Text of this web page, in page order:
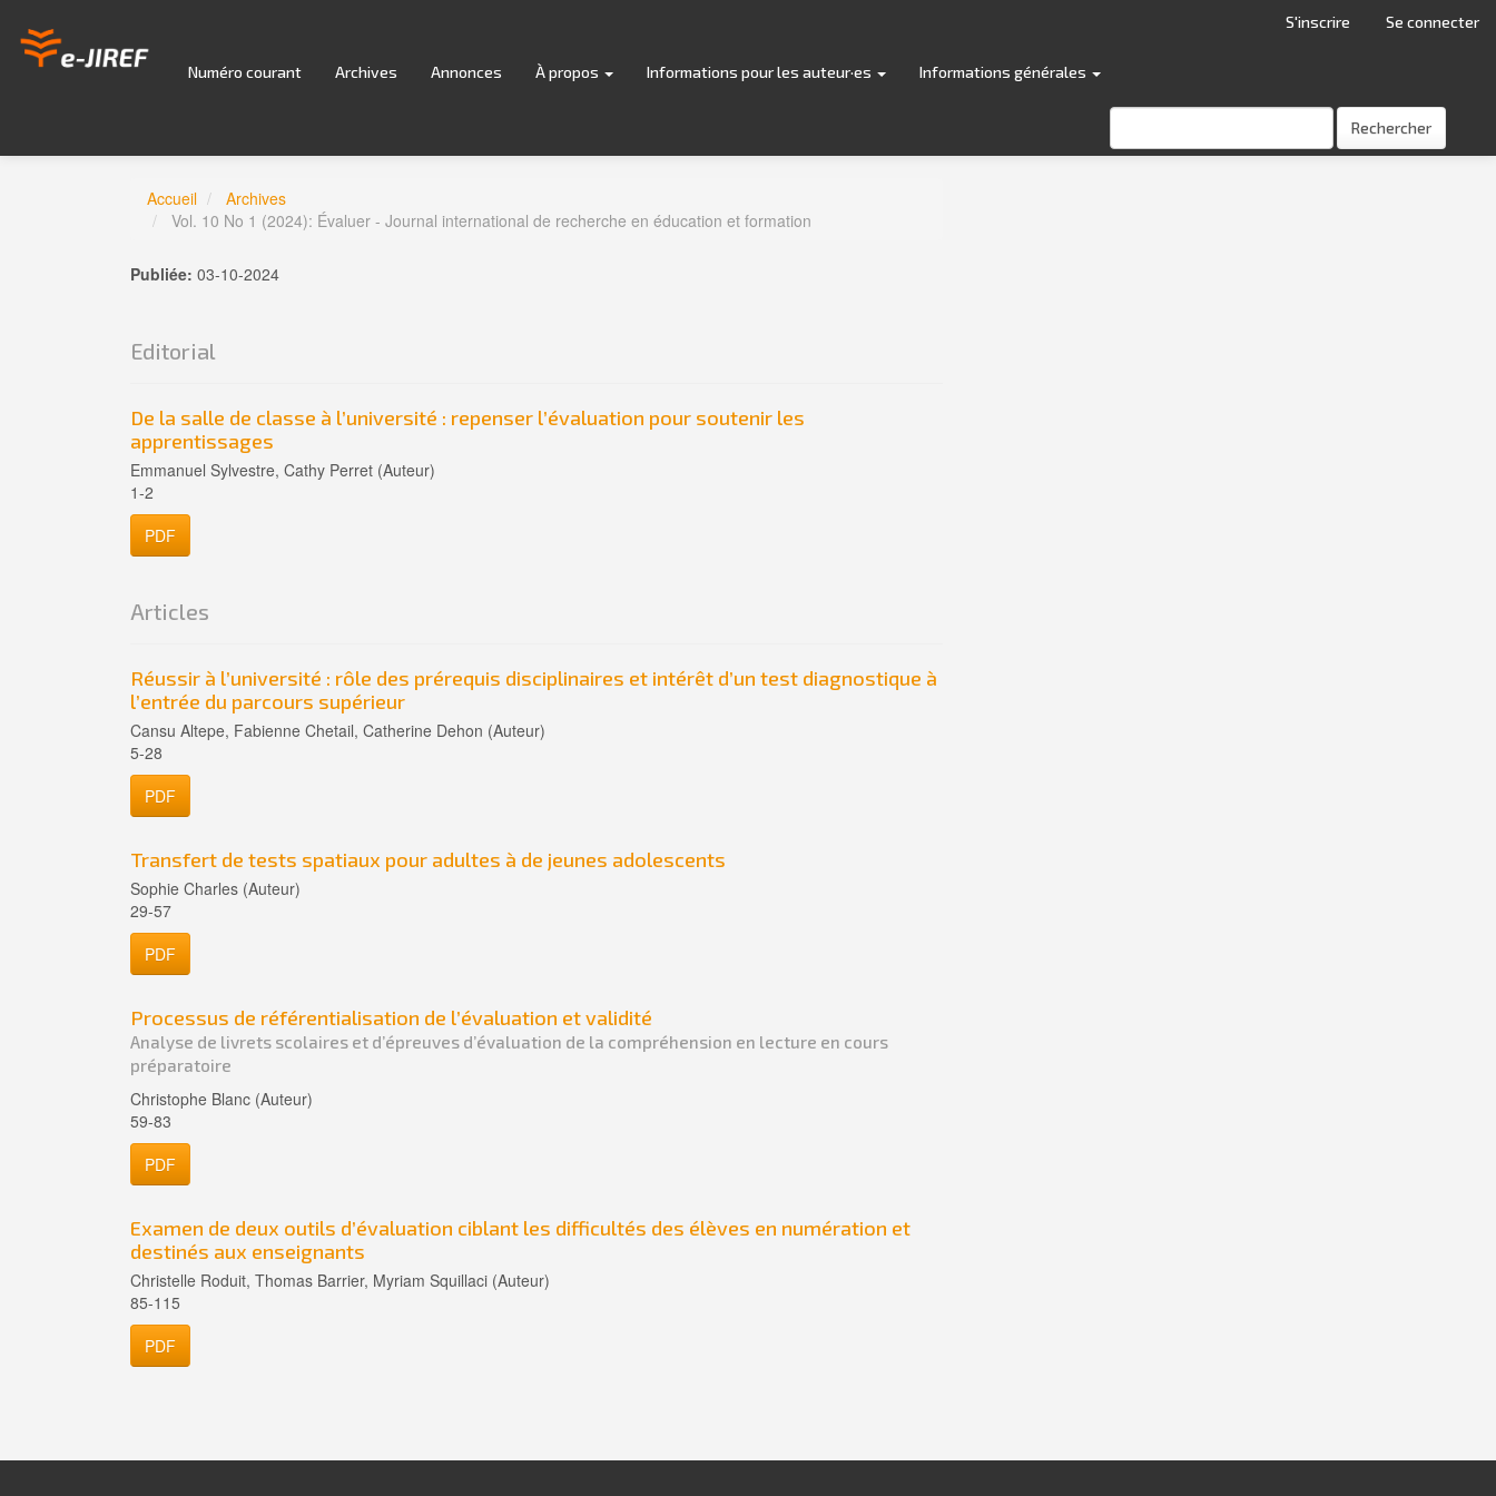
principale
Contenu
S'inscrire Se connecter
Numéro courant Archives Annonces À propos Informations pour les auteur·es Informations générales
Rechercher
Accueil
Archives
Vol. 10 No 1 (2024): Évaluer - Journal international de recherche en éducation et formation
Publiée: 03-10-2024
Editorial
De la salle de classe à l’université : repenser l’évaluation pour soutenir les
apprentissages
Emmanuel Sylvestre, Cathy Perret (Auteur)
1-2
PDF
Articles
Réussir à l’université : rôle des prérequis disciplinaires et intérêt d’un test diagnostique à
l’entrée du parcours supérieur
Cansu Altepe, Fabienne Chetail, Catherine Dehon (Auteur)
5-28
PDF
Transfert de tests spatiaux pour adultes à de jeunes adolescents
Sophie Charles (Auteur)
29-57
PDF
Processus de référentialisation de l’évaluation et validité
Analyse de livrets scolaires et d’épreuves d’évaluation de la compréhension en lecture en cours
préparatoire
Christophe Blanc (Auteur)
59-83
PDF
Examen de deux outils d’évaluation ciblant les difficultés des élèves en numération et
destinés aux enseignants
Christelle Roduit, Thomas Barrier, Myriam Squillaci (Auteur)
85-115
PDF